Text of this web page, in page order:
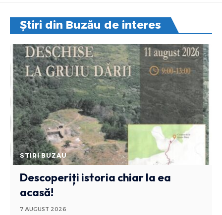
Știri din Buzău de interes
STIRI BUZAU
Descoperiți istoria chiar la ea
acasă!
7 AUGUST 2026